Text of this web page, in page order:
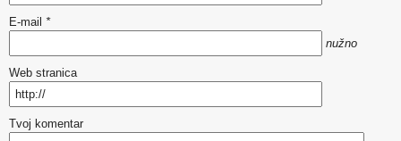
E-mail *
nužno
Web stranica
Tvoj komentar